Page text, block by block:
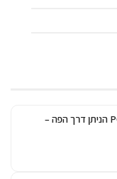
מחקר מבוקר־פלצבו במעכב PCSK9 הניתן דרך הפה –